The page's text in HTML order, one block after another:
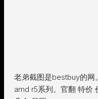
老弟截图是bestbuy的网
amd r5系列。官翻 特价